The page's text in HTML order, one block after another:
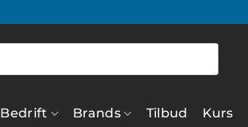
Bedrift Brands Tilbud Kurs